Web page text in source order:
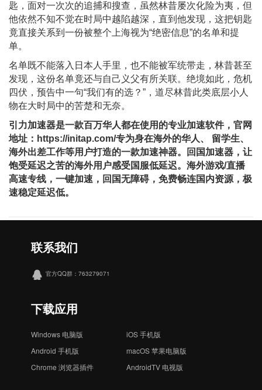
匙，面对一次次的追捕和搜查，虽然林昔屡次化险为夷，但
他依然不知不觉在时局中越陷越深，直到他发现，这把钥匙
竟直接关系到一份被整个上海视为“绝密信息”的名单和提
单。
名单既不能落入日本人手里，也不能被军统带走，林昔甚至
发现，这份名单竟还与自己义父有所关联。绝境如此，危机
四伏，预告中一句“我们有的选？”，道尽林昔此类底层小人
物在大时局中的苦楚和无奈。
引力加速器是⼀款百万华⼈都在使⽤的专业加速软件，官网
地址：https://initap.com/专为身在海外的华⼈、 留学⽣、
海外出差⼯作等⽤户打造的⼀款加速神器。回国加速器，让
饱受延迟之苦的海外用户感受国服低延迟。海外游戏/直播
⾼速专线，⼀键加速，回国⽆障碍，免费畅连国内资源，极
速稳定延迟低。
联系我们
官方QQ群：763279071
下载应用
Windows 电脑版
iOS 手机版
Android 手机版
macOS 苹果电脑版
Chrome 浏览器插件
AndroidTV 电视版